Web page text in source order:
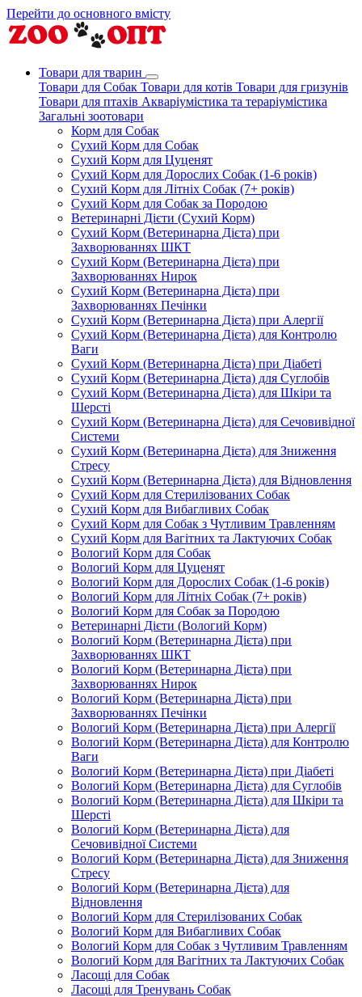
Перейти до основного вмісту
Товари для тварин
Товари для Собак Товари для котів Товари для гризунів
Товари для птахів Акваріумістика та тераріумістика
Загальні зоотовари
Корм для Собак
Сухий Корм для Собак
Сухий Корм для Цуценят
Сухий Корм для Дорослих Собак (1-6 років)
Сухий Корм для Літніх Собак (7+ років)
Сухий Корм для Собак за Породою
Ветеринарні Дієти (Сухий Корм)
Сухий Корм (Ветеринарна Дієта) при
Захворюваннях ШКТ
Сухий Корм (Ветеринарна Дієта) при
Захворюваннях Нирок
Сухий Корм (Ветеринарна Дієта) при
Захворюваннях Печінки
Сухий Корм (Ветеринарна Дієта) при Алергії
Сухий Корм (Ветеринарна Дієта) для Контролю
Ваги
Сухий Корм (Ветеринарна Дієта) при Діабеті
Сухий Корм (Ветеринарна Дієта) для Суглобів
Сухий Корм (Ветеринарна Дієта) для Шкіри та
Шерсті
Сухий Корм (Ветеринарна Дієта) для Сечовивідної
Системи
Сухий Корм (Ветеринарна Дієта) для Зниження
Стресу
Сухий Корм (Ветеринарна Дієта) для Відновлення
Сухий Корм для Стерилізованих Собак
Сухий Корм для Вибагливих Собак
Сухий Корм для Собак з Чутливим Травленням
Сухий Корм для Вагітних та Лактуючих Собак
Вологий Корм для Собак
Вологий Корм для Цуценят
Вологий Корм для Дорослих Собак (1-6 років)
Вологий Корм для Літніх Собак (7+ років)
Вологий Корм для Собак за Породою
Ветеринарні Дієти (Вологий Корм)
Вологий Корм (Ветеринарна Дієта) при
Захворюваннях ШКТ
Вологий Корм (Ветеринарна Дієта) при
Захворюваннях Нирок
Вологий Корм (Ветеринарна Дієта) при
Захворюваннях Печінки
Вологий Корм (Ветеринарна Дієта) при Алергії
Вологий Корм (Ветеринарна Дієта) для Контролю
Ваги
Вологий Корм (Ветеринарна Дієта) при Діабеті
Вологий Корм (Ветеринарна Дієта) для Суглобів
Вологий Корм (Ветеринарна Дієта) для Шкіри та
Шерсті
Вологий Корм (Ветеринарна Дієта) для
Сечовивідної Системи
Вологий Корм (Ветеринарна Дієта) для Зниження
Стресу
Вологий Корм (Ветеринарна Дієта) для
Відновлення
Вологий Корм для Стерилізованих Собак
Вологий Корм для Вибагливих Собак
Вологий Корм для Собак з Чутливим Травленням
Вологий Корм для Вагітних та Лактуючих Собак
Ласощі для Собак
Ласощі для Тренувань Собак